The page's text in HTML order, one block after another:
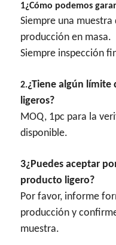
1¿Cómo podemos
Siempre una
producción en masa.
Siempre inspección
2.¿Tiene algún límite
ligeros?
MOQ, 1pc para la
disponible.
3¿Puedes aceptar
producto ligero?
Por favor, informe
producción y
muestra.